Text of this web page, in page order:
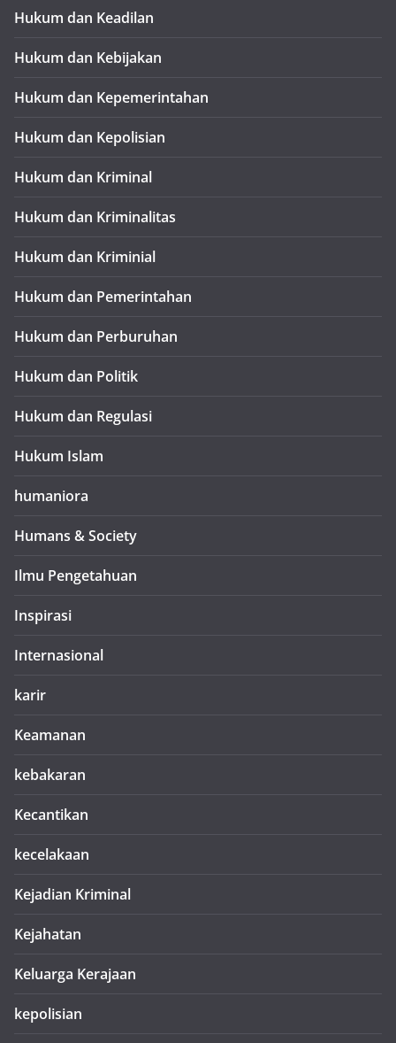
Hukum dan Keadilan
Hukum dan Kebijakan
Hukum dan Kepemerintahan
Hukum dan Kepolisian
Hukum dan Kriminal
Hukum dan Kriminalitas
Hukum dan Kriminial
Hukum dan Pemerintahan
Hukum dan Perburuhan
Hukum dan Politik
Hukum dan Regulasi
Hukum Islam
humaniora
Humans & Society
Ilmu Pengetahuan
Inspirasi
Internasional
karir
Keamanan
kebakaran
Kecantikan
kecelakaan
Kejadian Kriminal
Kejahatan
Keluarga Kerajaan
kepolisian